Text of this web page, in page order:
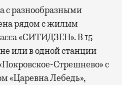
разнообразными
рядом с жилым
«СИТИДЗЕН». В 15
или в одной станции
Стрешнево» с
«Царевна Лебедь»,